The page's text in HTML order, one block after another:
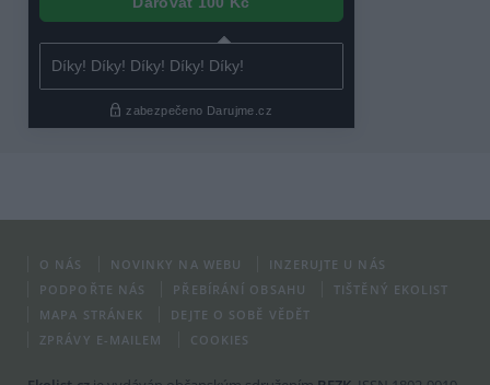
O NÁS NOVINKY NA WEBU
INZERUJTE U NÁS
PODPOŘTE NÁS
PŘEBÍRÁNÍ OBSAHU
TIŠTĚNÝ EKOLIST
MAPA STRÁNEK
DEJTE O SOBĚ VĚDĚT
ZPRÁVY E-MAILEM
COOKIES